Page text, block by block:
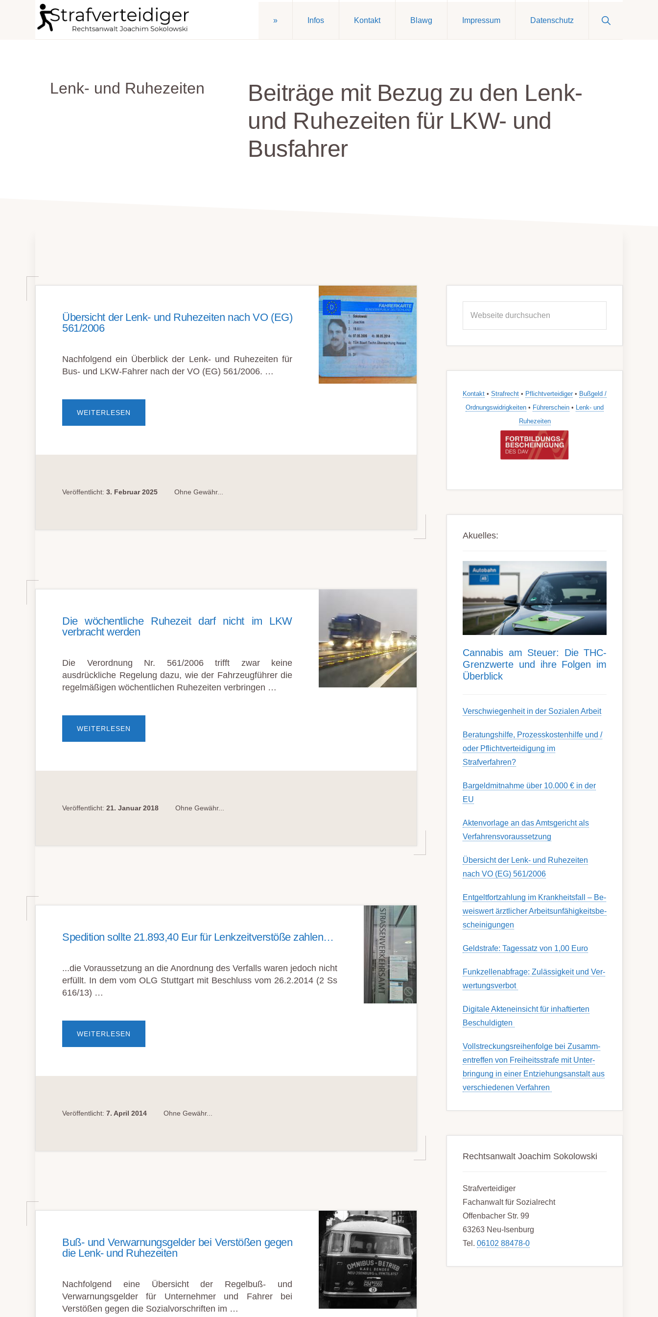
Zur
Hauptnavigation
springen
Zum
Inhalt
springen
Zur
Seitenspalte
springen
STRAFVERTEIDIGER
Rechtsanwalt
Fachanwalt
» Infos Kontakt Blawg Impressum Datenschutz
Show
Search
Lenk- und Ruhezeiten
Beiträge mit Bezug zu den Lenk-
und Ruhezeiten für LKW- und
Busfahrer
Übersicht der Lenk- und Ruhezeiten nach VO (EG)
561/2006
Nachfolgend ein Überblick der Lenk- und Ruhezeiten für
Bus- und LKW-Fahrer nach der VO (EG) 561/2006. …
WEITERLESEN
LENK-
VO
Veröffentlicht: 3. Februar 2025 Ohne Gewähr...
Die wöchentliche Ruhezeit darf nicht im LKW
verbracht werden
Die Verordnung Nr. 561/2006 trifft zwar keine
ausdrückliche Regelung dazu, wie der Fahrzeugführer die
regelmäßigen wöchentlichen Ruhezeiten verbringen …
WEITERLESEN
RUHEZEIT
LKW
Veröffentlicht: 21. Januar 2018 Ohne Gewähr...
Spedition sollte 21.893,40 Eur für Lenkzeitverstöße zahlen…
...die Voraussetzung an die Anordnung des Verfalls waren jedoch nicht
erfüllt. In dem vom OLG Stuttgart mit Beschluss vom 26.2.2014 (2 Ss
616/13) …
WEITERLESEN
21.893,40
AHLEN…
Veröffentlicht: 7. April 2014 Ohne Gewähr...
Buß- und Verwarnungsgelder bei Verstößen gegen
die Lenk- und Ruhezeiten
Nachfolgend eine Übersicht der Regelbuß- und
Verwarnungsgelder für Unternehmer und Fahrer bei
Verstößen gegen die Sozialvorschriften im …
Kontakt • Strafrecht • Pflichtverteidiger • Bußgeld /
Ordnungswidrigkeiten • Führerschein • Lenk- und
Ruhezeiten
Akuelles:
Can­nabis am Steu­er: Die THC-
Grenz­werte und ihre Folgen im
Über­blick
Ver­schwieg­en­heit in der Soz­ial­en Ar­beit
Berat­ungs­hil­fe, Pro­zess­kost­en­hilfe und /
oder Pflicht­ver­teidig­ung im
Strafverfahren?
Bargeldmitnahme über 10.000 € in der
EU
Aktenvorlage an das Amtsgericht als
Verfahrensvoraussetzung
Übersicht der Lenk- und Ruhezeiten
nach VO (EG) 561/2006
Ent­gelt­fort­zahl­ung im Krank­heits­fall – Be­
weis­wert ärzt­lich­er Ar­beits­un­fähig­keits­be­
schein­igung­en
Geldstrafe: Tagessatz von 1,00 Euro
Funk­zell­en­ab­fra­ge: Zu­lässig­keit und Ver­
wert­ungs­ver­bot
Digitale Akteneinsicht für inhaftierten
Beschuldigten
Voll­streckungs­­­reihenfolge bei Zusamm­­
en­treffen von Frei­heits­strafe mit Unter­
bring­ung in einer Ent­ziehungs­anstalt aus
ver­schied­enen Ver­fahren
Rechtsanwalt Joachim Sokolowski
Strafverteidiger
Fachanwalt für Sozialrecht
Offenbacher Str. 99
63263 Neu-Isenburg
Tel. 06102 88478-0